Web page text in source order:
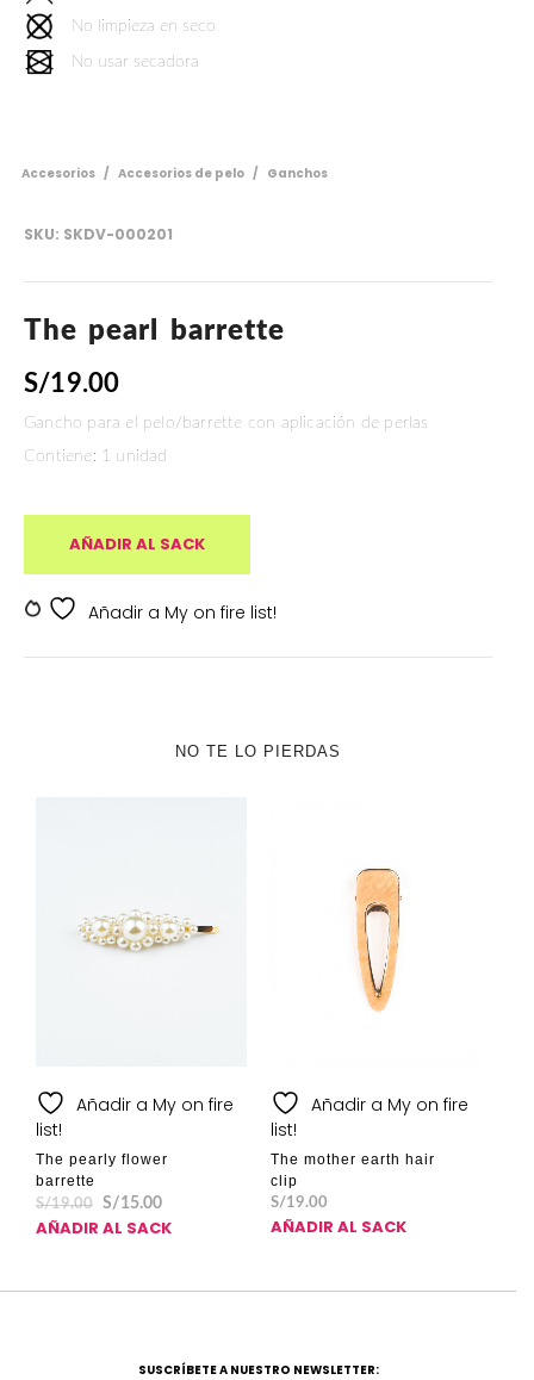
No limpieza en seco
No usar secadora
Accesorios / Accesorios de pelo / Ganchos
SKU: SKDV-000201
The pearl barrette
S/19.00
Gancho para el pelo/barrette con aplicación de perlas
Contiene: 1 unidad
AÑADIR AL SACK
Añadir a My on fire list!
SKU:SKDV-000201
NO TE LO PIERDAS
Añadir a My on fire
list!
The pearly flower
barrette
S/19.00 S/ 15.00
AÑADIR AL SACK
Añadir a My on fire
list!
The mother earth hair
clip
S/19.00
AÑADIR AL SACK
SUSCRÍBETE A NUESTRO NEWSLETTER: